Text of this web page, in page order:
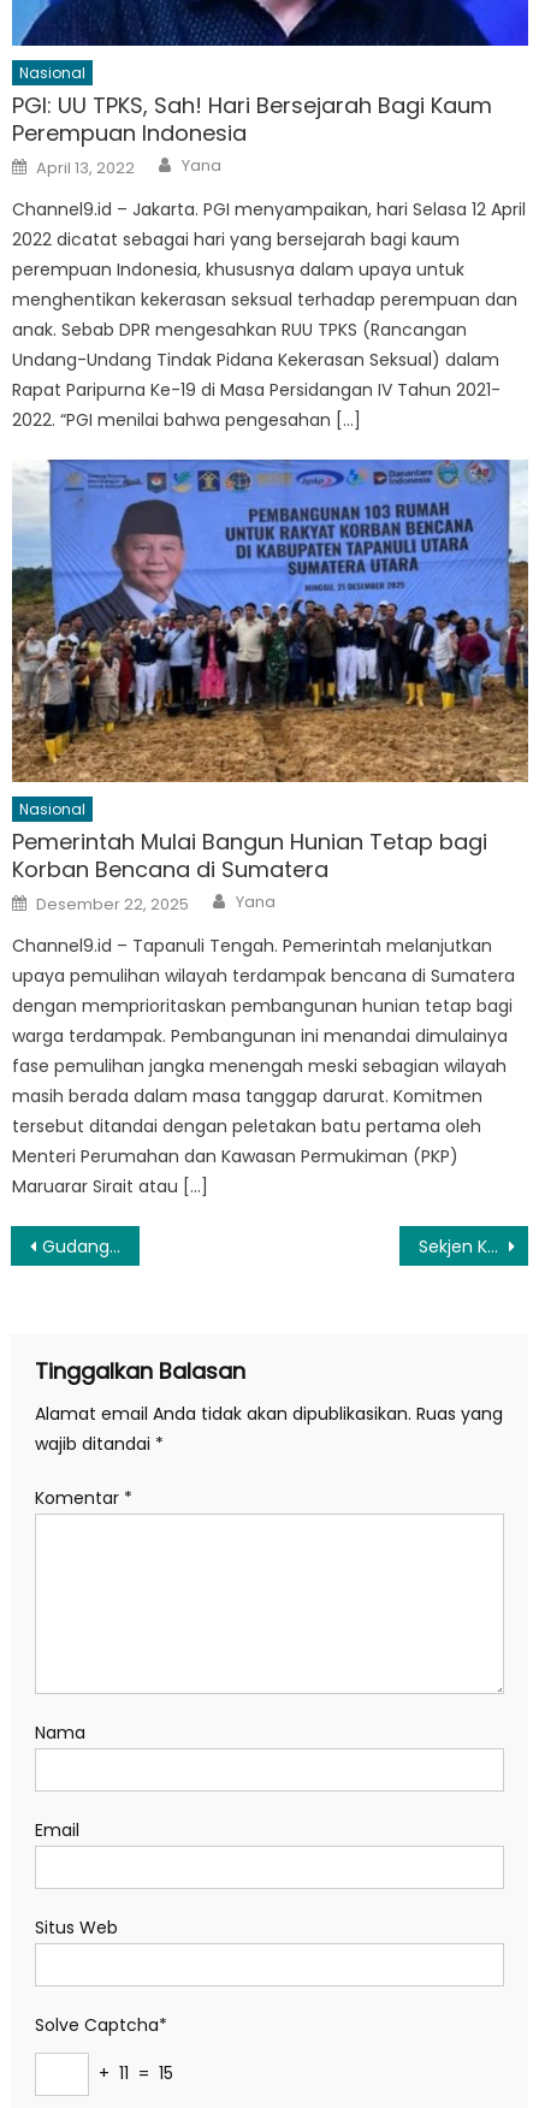
Nasional
PGI: UU TPKS, Sah! Hari Bersejarah Bagi Kaum
Perempuan Indonesia
Posted
on
April 13, 2022 Author
Yana
Channel9.id – Jakarta. PGI menyampaikan, hari Selasa 12 April
2022 dicatat sebagai hari yang bersejarah bagi kaum
perempuan Indonesia, khususnya dalam upaya untuk
menghentikan kekerasan seksual terhadap perempuan dan
anak. Sebab DPR mengesahkan RUU TPKS (Rancangan
Undang-Undang Tindak Pidana Kekerasan Seksual) dalam
Rapat Paripurna Ke-19 di Masa Persidangan IV Tahun 2021-
2022. “PGI menilai bahwa pengesahan […]
Nasional
Pemerintah Mulai Bangun Hunian Tetap bagi
Korban Bencana di Sumatera
Posted
on
Desember 22, 2025 Author
Yana
Channel9.id – Tapanuli Tengah. Pemerintah melanjutkan
upaya pemulihan wilayah terdampak bencana di Sumatera
dengan memprioritaskan pembangunan hunian tetap bagi
warga terdampak. Pembangunan ini menandai dimulainya
fase pemulihan jangka menengah meski sebagian wilayah
masih berada dalam masa tanggap darurat. Komitmen
tersebut ditandai dengan peletakan batu pertama oleh
Menteri Perumahan dan Kawasan Permukiman (PKP)
Maruarar Sirait atau […]
Navigasi
Gudang Motor Ilegal di Jaksel Beroperasi Sejak 2022, Sudah Ekspor 99 Ribu Unit Sekjen Kemendagri Minta Pemda Atasi Kenaikan Harga Komoditas Cabai Merah
Tinggalkan Balasan
Alamat email Anda tidak akan dipublikasikan. Ruas yang
wajib ditandai *
Komentar *
Nama
Email
Situs Web
Solve Captcha*
+ 11 = 15